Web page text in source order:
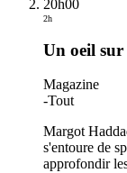
20h00
2h
Un oeil sur
Magazine
-Tout
Margot
s'entoure de
approfondir